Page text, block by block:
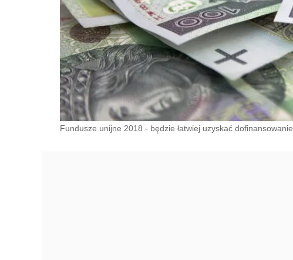
Fundusze unijne 2018 - będzie łatwiej uzyskać dofinansowanie